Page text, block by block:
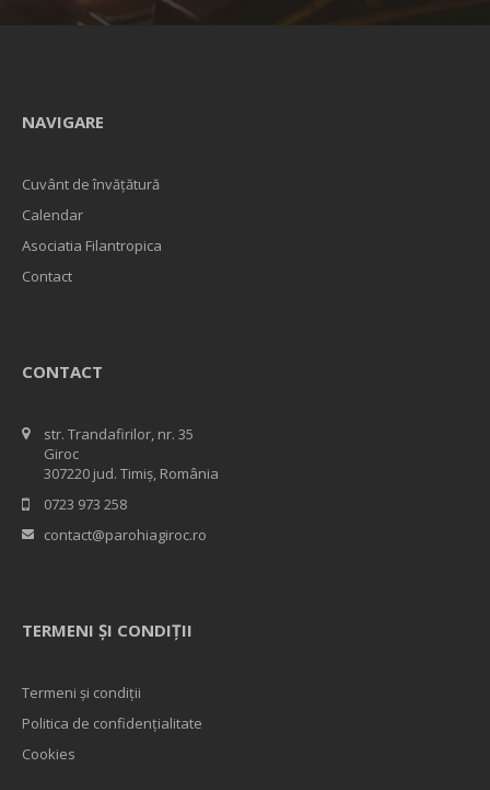
NAVIGARE
Cuvânt de învățătură
Calendar
Asociatia Filantropica
Contact
CONTACT
str. Trandafirilor, nr. 35
Giroc
307220 jud. Timiș, România
0723 973 258
contact@parohiagiroc.ro
TERMENI ȘI CONDIȚII
Termeni și condiții
Politica de confidențialitate
Cookies